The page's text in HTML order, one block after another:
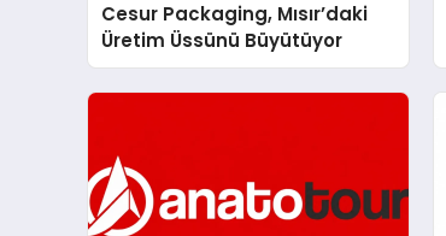
Cesur Packaging, Mısır’daki
Üretim Üssünü Büyütüyor